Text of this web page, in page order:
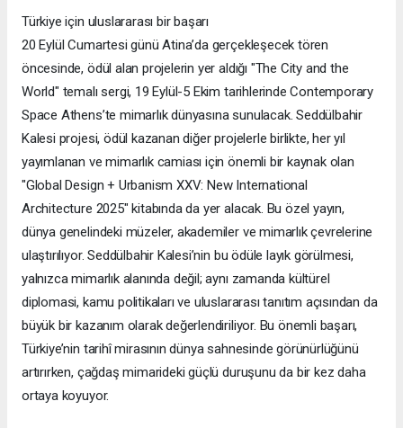
Türkiye için uluslararası bir başarı
20 Eylül Cumartesi günü Atina’da gerçekleşecek tören
öncesinde, ödül alan projelerin yer aldığı "The City and the
World" temalı sergi, 19 Eylül-5 Ekim tarihlerinde Contemporary
Space Athens’te mimarlık dünyasına sunulacak. Seddülbahir
Kalesi projesi, ödül kazanan diğer projelerle birlikte, her yıl
yayımlanan ve mimarlık camiası için önemli bir kaynak olan
"Global Design + Urbanism XXV: New International
Architecture 2025" kitabında da yer alacak. Bu özel yayın,
dünya genelindeki müzeler, akademiler ve mimarlık çevrelerine
ulaştırılıyor. Seddülbahir Kalesi’nin bu ödüle layık görülmesi,
yalnızca mimarlık alanında değil; aynı zamanda kültürel
diplomasi, kamu politikaları ve uluslararası tanıtım açısından da
büyük bir kazanım olarak değerlendiriliyor. Bu önemli başarı,
Türkiye’nin tarihî mirasının dünya sahnesinde görünürlüğünü
artırırken, çağdaş mimarideki güçlü duruşunu da bir kez daha
ortaya koyuyor.